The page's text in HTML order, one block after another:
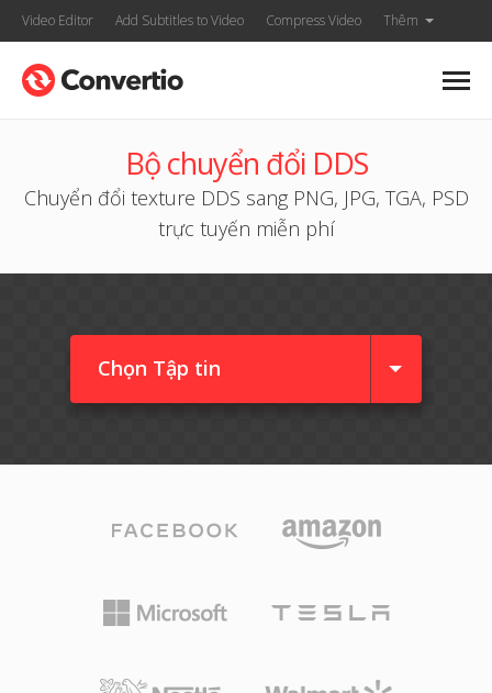
Video Editor Add Subtitles to Video Compress Video Thêm
Bộ chuyển đổi DDS
Chuyển đổi texture DDS sang PNG, JPG, TGA, PSD
trực tuyến miễn phí
Chọn Tập tin